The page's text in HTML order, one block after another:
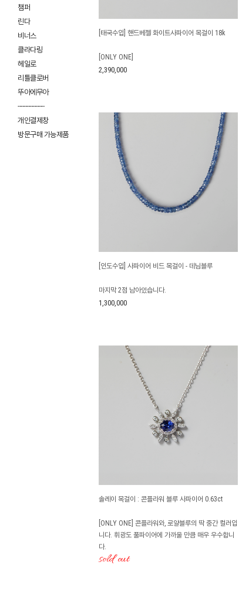
챔퍼
린다
비너스
클라다링
헤일로
리틀클로버
뚜아에무아
------------------
개인결제창
방문구매 가능제품
[태국수입] 핸드베젤 화이트사파이어 목걸이 18k
[ONLY ONE]
2,390,000
[인도수입] 사파이어 비드 목걸이 - 데님블루
마지막 2점 남아있습니다.
1,300,000
솔레이 목걸이 : 콘플라워 블루 사파이어 0.63ct
[ONLY ONE] 콘플라워와, 로얄블루의 딱 중간 컬러입
니다. 휘광도 풀파이어에 가까울 만큼 매우 우수합니
다.
sold out